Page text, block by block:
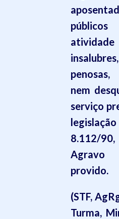
nem
serviço
8.112/
provido.
(STF,
Turma,